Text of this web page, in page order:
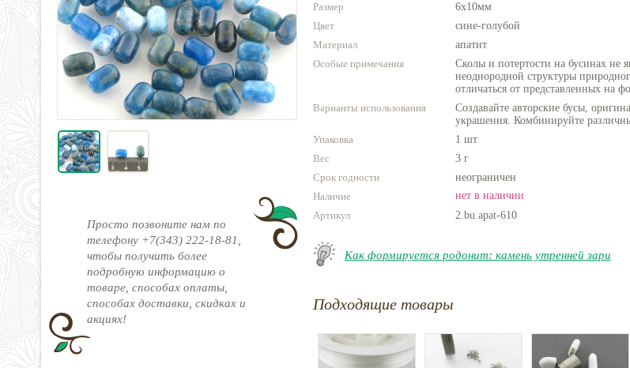
Просто позвоните нам по
телефону +7(343) 222-18-81,
чтобы получить более
подробную информацию о
товаре, способах оплаты,
способах доставки, скидках и
акциях!
Размер
6х10мм
Цвет
сине-голубой
Материал
апатит
Особые примечания
Сколы и потертости на бусинах не
неоднородной структуры
отличаться от представленных на
Варианты использования
Создавайте авторские бусы,
украшения. Комбинируйте
Упаковка
1 шт
Вес
3 г
Срок годности
неограничен
Наличие
нет в наличии
Артикул
2.bu.apat-610
Как формируется родонит: камень утренней зари
Подходящие товары